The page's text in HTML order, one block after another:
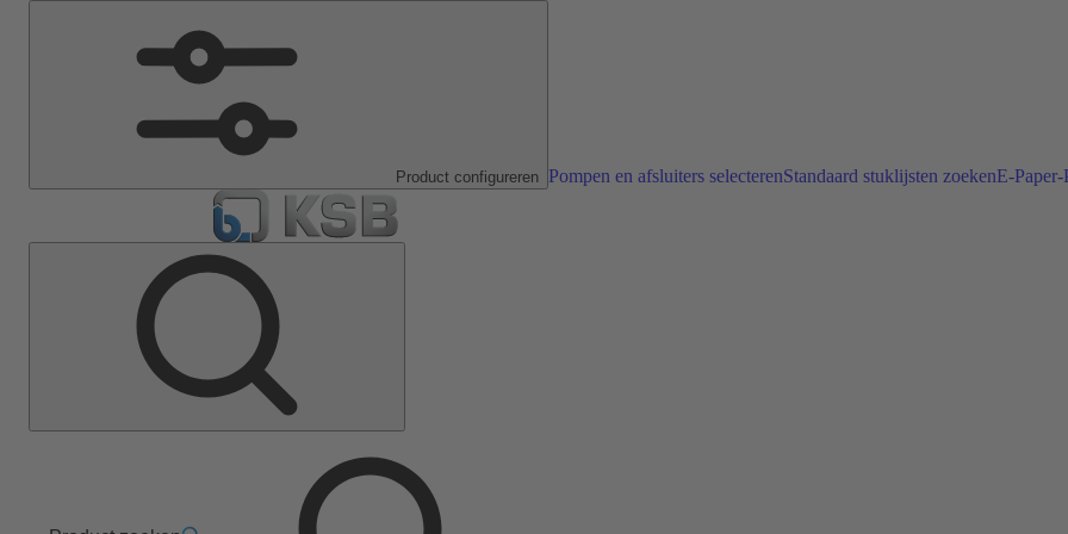
Product configureren Pompen en afsluiters selecterenStandaard stuklijsten zoekenE-Paper-